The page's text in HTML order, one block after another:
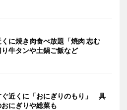
に焼き肉食べ放題「焼肉 志む
牛タンや土鍋ご飯など
ぐ近くに「おにぎりのもり」 具
にぎりや総菜も